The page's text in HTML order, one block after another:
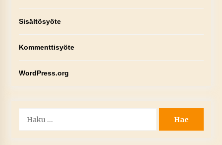
Sisältösyöte
Kommenttisyöte
WordPress.org